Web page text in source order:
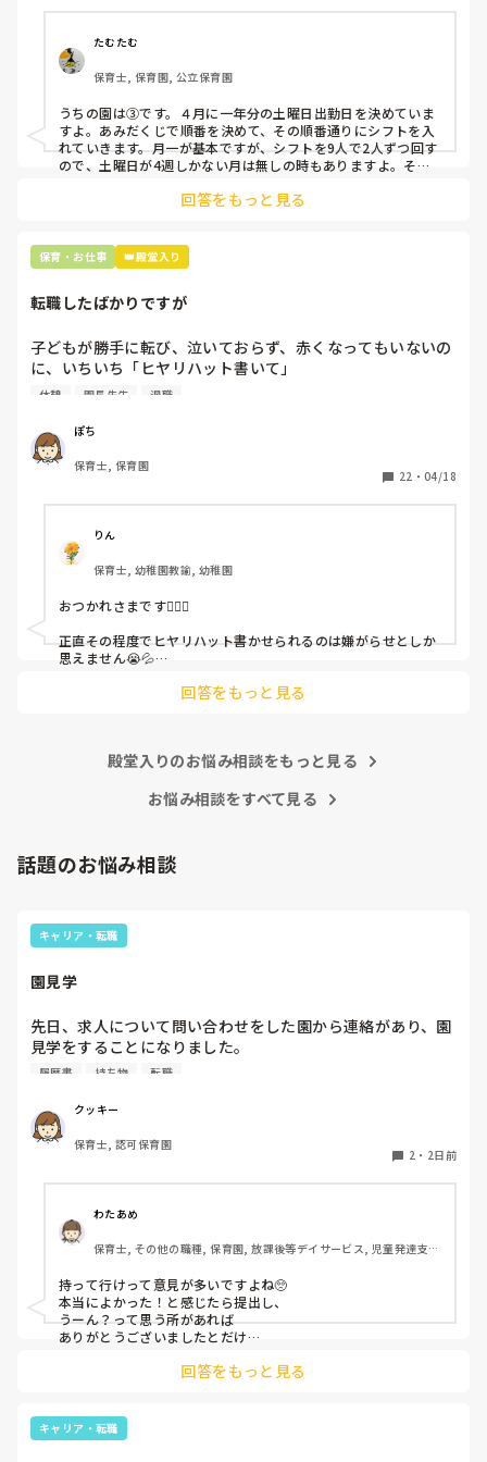
①土曜日の希望休は2日まで、と制限をかける
②毎月、必ず土曜保育に入ることのできる日を1日だけピッ
クアップしてもらう
③仮シフトが出た時、土曜出勤が難しければ自身で代わりの
人を交渉して見つけてもらう
上記のいずれかの対策を取り入れることを考えています。
たむたむ
保育士, 保育園, 公立保育園
うちの園は③です。４月に一年分の土曜日出勤日を決めていま
すよ。あみだくじで順番を決めて、その順番通りにシフトを入
れていきます。月一が基本ですが、シフトを9人で2人ずつ回す
ので、土曜日が4週しかない月は無しの時もありますよ。その
て貰い、主任に報告してます。
回答をもっと見る
保育・お仕事 👑殿堂入り
転職したばかりですが
子どもが勝手に転び、泣いておらず、赤くなってもいないの
に、いちいち「ヒヤリハット書いて」
と書かされ
（そう言う本人は書かない）
しかも、上司に↑この内容でも
ちゃんと考えて対策を練って書き込むようにと。
呼ばれて一緒に対策を考えさせられること多数
これだけで30〜40分拘束されて辛いです
皆さんの園はどうですか?
休憩 園長先生 退職
ぽち
保育士, 保育園
22 ・ 04/18
りん
保育士, 幼稚園教諭, 幼稚園
おつかれさまです🙇🏻‍♀️
正直その程度でヒヤリハット書かせられるのは嫌がらせとしか
思えません😭💦
回答をもっと見る
殿堂入りのお悩み相談をもっと見る
お悩み相談をすべて見る
話題のお悩み相談
キャリア・転職
園見学
先日、求人について問い合わせをした園から連絡があり、園
見学をすることになりました。
私としては求人に応募したという認識ですが、『園見学をご
問しましたが、見学なので特にありませんとのこと
このような場合は本当に見学だけで終了なのでしょうか？
でしょうか？
履歴書 持ち物 転職
クッキー
保育士, 認可保育園
2 ・ 2日前
わたあめ
保育士, その他の職種, 保育園, 放課後等デイサービス, 児童発達支援
持って行けって意見が多いですよね🥺
本当によかった！と感じたら提出し、
うーん？って思う所があれば
ありがとうございましたとだけ
回答をもっと見る
キャリア・転職